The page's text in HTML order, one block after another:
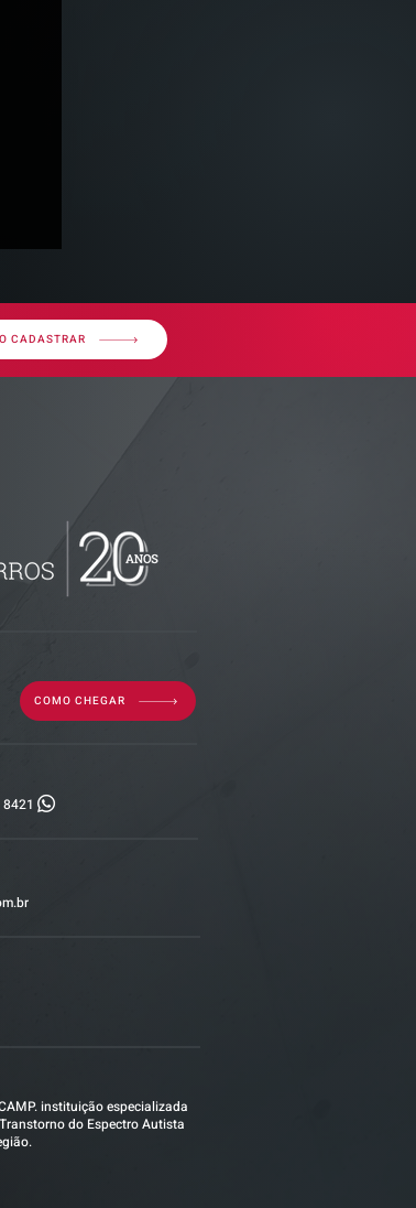
CADASTRAR
COMO CHEGAR
instituição especializada
do Espectro Autista